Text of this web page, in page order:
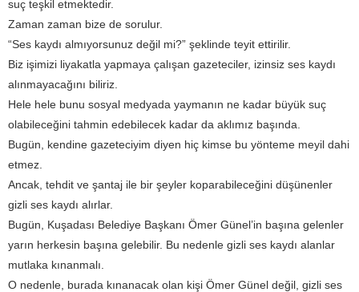
suç teşkil etmektedir.
Zaman zaman bize de sorulur.
“Ses kaydı almıyorsunuz değil mi?” şeklinde teyit ettirilir.
Biz işimizi liyakatla yapmaya çalışan gazeteciler, izinsiz ses kaydı
alınmayacağını biliriz.
Hele hele bunu sosyal medyada yaymanın ne kadar büyük suç
olabileceğini tahmin edebilecek kadar da aklımız başında.
Bugün, kendine gazeteciyim diyen hiç kimse bu yönteme meyil dahi
etmez.
Ancak, tehdit ve şantaj ile bir şeyler koparabileceğini düşünenler
gizli ses kaydı alırlar.
Bugün, Kuşadası Belediye Başkanı Ömer Günel’in başına gelenler
yarın herkesin başına gelebilir. Bu nedenle gizli ses kaydı alanlar
mutlaka kınanmalı.
O nedenle, burada kınanacak olan kişi Ömer Günel değil, gizli ses